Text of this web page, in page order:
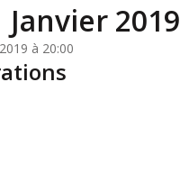
Janvier 2019
à 20:00